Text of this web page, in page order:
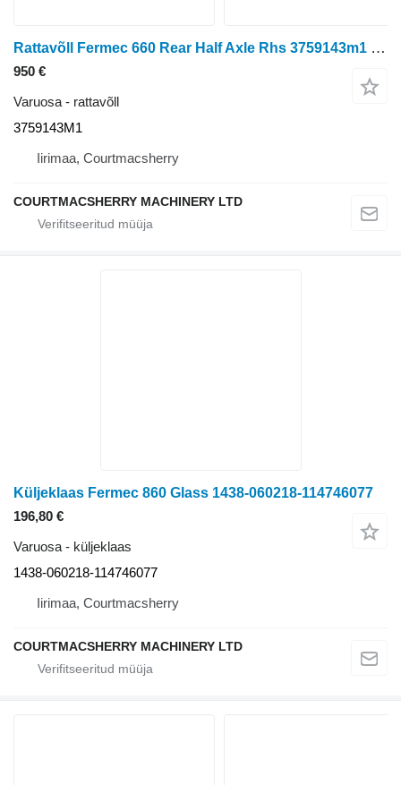
Rattavõll Fermec 660 Rear Half Axle Rhs 3759143m1 3759143M1 tüübi jaoks ratastraktori Fermec 660
950 €
Varuosa - rattavõll
3759143M1
Iirimaa, Courtmacsherry
COURTMACSHERRY MACHINERY LTD
Küljeklaas Fermec 860 Glass 1438-060218-114746077
196,80 €
Varuosa - küljeklaas
1438-060218-114746077
Iirimaa, Courtmacsherry
COURTMACSHERRY MACHINERY LTD